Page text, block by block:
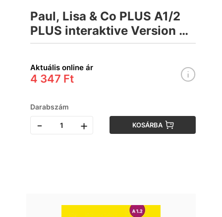
Paul, Lisa & Co PLUS A1/2
PLUS interaktive Version &
App Munkafüzet
Aktuális online ár
4 347 Ft
Darabszám
- + KOSÁRBA